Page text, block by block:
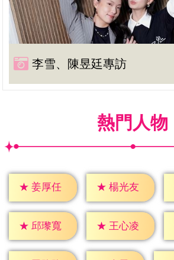
李雪、陳昱廷專訪
熱門人物
★ 姜厚任 ★ 楊光友
★ 邱瓈寬 ★ 王心凌